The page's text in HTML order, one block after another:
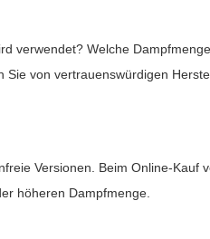
verwendet? Welche
von vertrauenswürdigen
Versionen. Beim Online-Kauf
höheren Dampfmenge.